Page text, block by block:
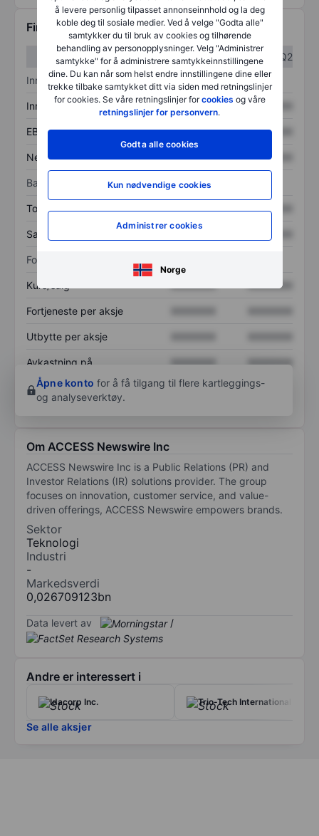
å levere personlig tilpasset annonseinnhold og la deg
koble deg til sosiale medier. Ved å velge "Godta alle"
samtykker du til bruk av cookies og tilhørende
behandling av personopplysninger. Velg "Administrer
samtykke" for å administrere samtykkeinnstillingene
dine. Du kan når som helst endre innstillingene dine eller
trekke tilbake samtykket ditt via siden med retningslinjer
for cookies. Se våre retningslinjer forcookies og våre
retningslinjer for personvern.
Godta alle cookies
Kun nødvendige cookies
Administrer cookies
Norge
Finansiell informasjon
Q1
Q2
Inntektsoversikt
Inntekter XXXXXXX XXXXXXX
EBITDA XXXXXXX XXXXXXX
Nettoinntekt XXXXXXX XXXXXXX
Balanse
Totale eiendeler XXXXXXX XXXXXXX
Samlet gjeld
Forholdstall
Kurs/salg XXXXXXX
Fortjeneste per aksje
Utbytte per aksje
Avkastning på
egenkapital
XXXXXXX
XXXXXXX
Åpne konto for å få tilgang til flere kartleggings-
og analyseverktøy.
Om ACCESS Newswire Inc
ACCESS Newswire Inc is a Public Relations (PR) and
Investor Relations (IR) solutions provider. The group
focuses on innovation, customer service, and value-
driven offerings, ACCESS Newswire empowers brands.
Sektor
Teknologi
Industri
-
Markedsverdi
0,026709123bn
Data levert av /
Andre er interessert i
Idacorp Inc. Trio-Tech International
Se alle aksjer